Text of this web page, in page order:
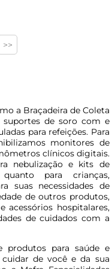
>>
a Braçadeira de Coleta
suportes de soro com e
para refeições. Para
monitores de
clínicos digitais.
nebulização e kits de
para crianças,
suas necessidades de
de outros produtos,
acessórios hospitalares,
de cuidados com a
produtos para saúde e
de você e da sua